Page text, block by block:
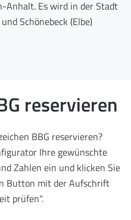
Anhalt. Es wird in der Stadt
Schönebeck (Elbe)
reservieren
BBG reservieren?
Ihre gewünschte
Zahlen ein und klicken Sie
Button mit der Aufschrift
prüfen“.